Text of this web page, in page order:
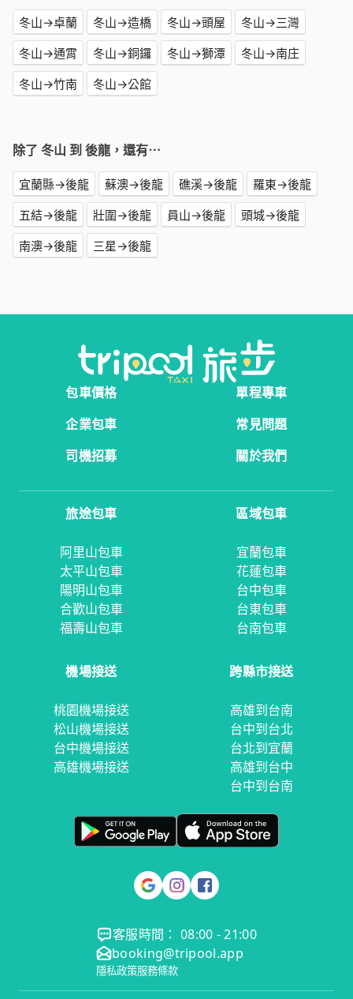
冬山→卓蘭 冬山→造橋 冬山→頭屋
冬山→三灣
冬山→通霄
冬山→銅鑼 冬山→獅潭
冬山→南庄
冬山→竹南
冬山→公館
除了 冬山 到 後龍，還有⋯
宜蘭縣→後龍 蘇澳→後龍 礁溪→後龍
羅東→後龍
五結→後龍
壯圍→後龍 員山→後龍
頭城→後龍
南澳→後龍
三星→後龍
包車價格
單程專車
企業包車
常見問題
司機招募
關於我們
旅途包車
阿里山包車
太平山包車
陽明山包車
合歡山包車
福壽山包車
區域包車
宜蘭包車
花蓮包車
台中包車
台東包車
台南包車
機場接送
桃園機場接送
松山機場接送
台中機場接送
高雄機場接送
跨縣市接送
高雄到台南
台中到台北
台北到宜蘭
高雄到台中
台中到台南
客服時間： 08:00 - 21:00
booking@tripool.app
隱私政策服務條款